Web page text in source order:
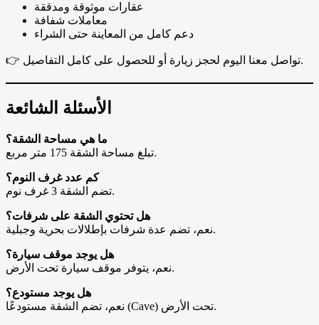
عقارات موثوقة ومدققة
معاملات شفافة
دعم كامل من المعاينة حتى الشراء
👉 تواصل معنا اليوم لحجز زيارة أو للحصول على كامل التفاصيل.
الأسئلة الشائعة
ما هي مساحة الشقة؟
تبلغ مساحة الشقة 175 متر مربع.
كم عدد غرف النوم؟
تضم الشقة 3 غرف نوم.
هل تحتوي الشقة على شرفات؟
نعم، تضم عدة شرفات بإطلالات بحرية وجبلية.
هل يوجد موقف سيارة؟
نعم، يتوفر موقف سيارة تحت الأرض.
هل يوجد مستودع؟
نعم، تضم الشقة مستودعًا (Cave) تحت الأرض.